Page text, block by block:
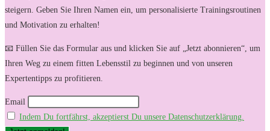
steigern. Geben Sie Ihren Namen ein, um personalisierte Trainingsroutinen
und Motivation zu erhalten!
📧 Füllen Sie das Formular aus und klicken Sie auf „Jetzt abonnieren“, um
Ihren Weg zu einem fitten Lebensstil zu beginnen und von unseren
Expertentipps zu profitieren.
Email
Indem Du fortfährst, akzeptierst Du unsere Datenschutzerklärung.